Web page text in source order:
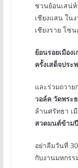
ชวนย้อนเสน่
เชียงแสน ใน
เชียงราย โซน
ย้อนรอยเมือง
ครั้งเสด็จประ
และร่วมถวา
วอล์ค วัดพระธ
ล้านศรัทธา เ
สวดมนต์ข้ามปี
อย่าลืมวันที่
กับงานมหกรร